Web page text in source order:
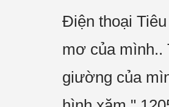
Điện thoại
mơ của mình..
giường của